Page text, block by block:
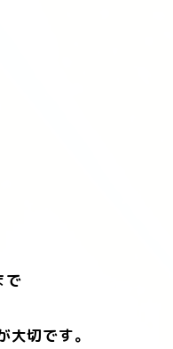
で
切です。